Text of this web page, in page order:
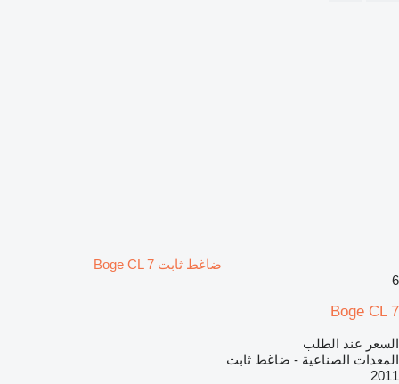
ضاغط ثابت Boge CL 7
6
Boge CL 7
السعر عند الطلب
المعدات الصناعية - ضاغط ثابت
2011